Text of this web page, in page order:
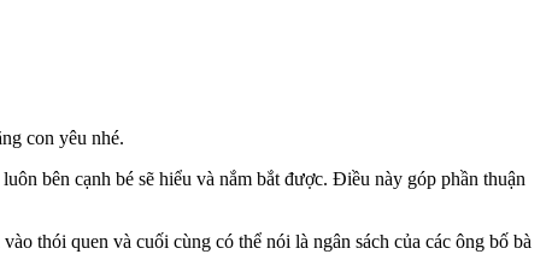
con yêu nhé.
bên cạnh bé sẽ hiểu và nắm bắt được. Điều này góp phần thuận
thói quen và cuối cùng có thể nói là ngân sách của các ông bố bà